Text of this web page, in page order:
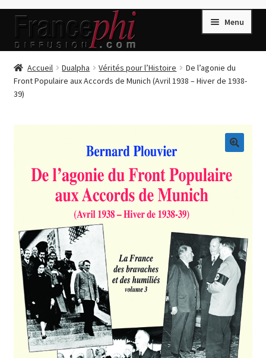
Aller
la
Aller
contenu
Menu
Accueil
Accueil
Compte
Conditions de Vente
Connection
Enregistrement
Listes d’Envies
Livres de Peter Randa
Livres de Philippe Randa
Login Customizer
Newsletter
Nous Contacter
Panier
Accueil Dualpha Vérités pour l’Histoire
De l’agonie du
Front Populaire aux Accords de Munich (Avril 1938 – Hiver de 1938-
39)